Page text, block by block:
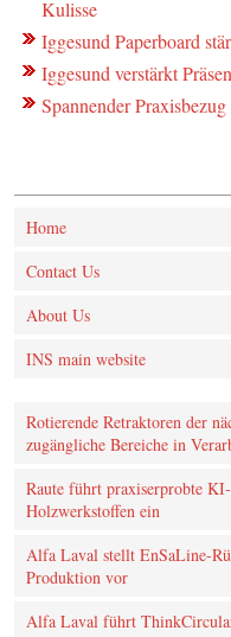
Kulisse
Iggesund Paperboard
Iggesund verstärkt
Spannender
Home
Contact Us
About Us
INS main website
Rotierende Retraktoren der
zugängliche Bereiche in
Raute führt praxiserprobte
Holzwerkstoffen ein
Alfa Laval stellt EnSaLine-
Produktion vor
Alfa Laval führt